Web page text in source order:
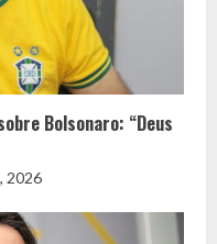
Bolsonaro: “Deus
2026